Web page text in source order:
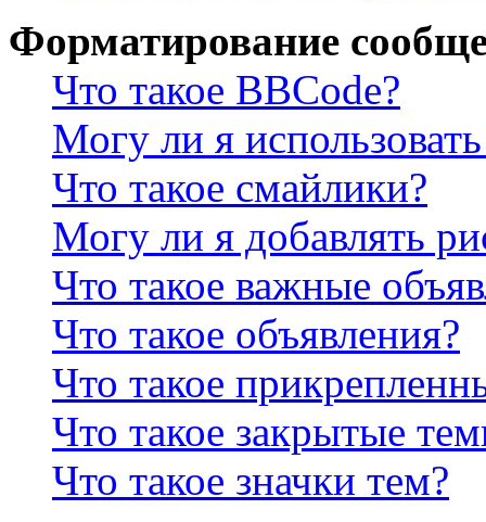
Форматирование
Что такое BBCode?
Могу ли я
Что такое смайлики?
Могу ли я добавлять
Что такое важные
Что такое объявления?
Что такое
Что такое закрытые
Что такое значки тем?